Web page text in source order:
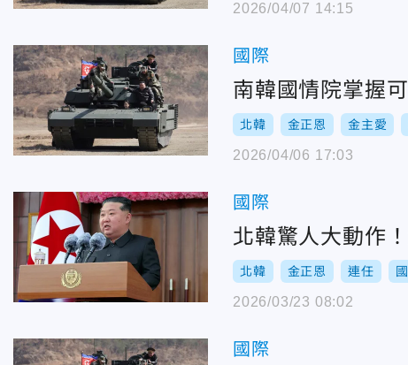
2026/04/07 14:15
國際
南韓國情院掌握
北韓 金正恩 金主愛
2026/04/06 17:03
國際
北韓驚人大動作
北韓 金正恩 連任
2026/03/23 08:02
國際